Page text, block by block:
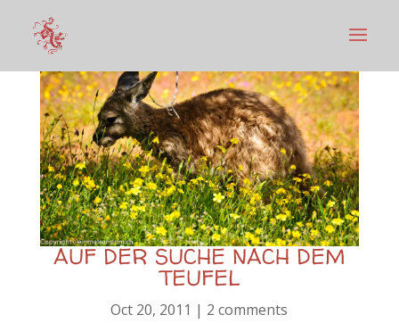
AUF DER SUCHE NACH DEM
TEUFEL
Oct 20, 2011 | 2 comments